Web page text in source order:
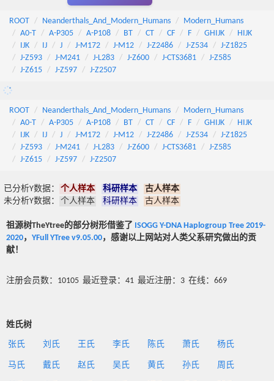
ROOT Neanderthals_And_Modern_Humans
Modern_Humans
A0-T
A-P305 A-P108 BT CT CF F GHIJK
HIJK
IJK
IJ J J-M172 J-M12 J-Z2486 J-Z534
J-Z1825
J-Z593
J-M241 J-L283 J-Z600 J-CTS3681
J-Z585
J-Z615
J-Z597 J-Z2507
ROOT Neanderthals_And_Modern_Humans
Modern_Humans
A0-T
A-P305 A-P108 BT CT CF F GHIJK
HIJK
IJK
IJ J J-M172 J-M12 J-Z2486 J-Z534
J-Z1825
J-Z593
J-M241 J-L283 J-Z600 J-CTS3681
J-Z585
J-Z615
J-Z597 J-Z2507
已分析Y数据： 个人样本 科研样本
古人样本
未分析Y数据：
个人样本 科研样本 古人样本
祖源树TheYtree的部分树形借鉴了 ISOGG Y-DNA Haplogroup Tree 2019-
2020， YFull YTree v9.05.00，感谢以上网站对人类父系研究做出的贡
献！
注册会员数：10105 最近登录：41 最近注册：3 在线：669
姓氏树
张氏 刘氏 王氏 李氏 陈氏 萧氏 杨氏
马氏 戴氏 赵氏 吴氏 黄氏 孙氏 周氏